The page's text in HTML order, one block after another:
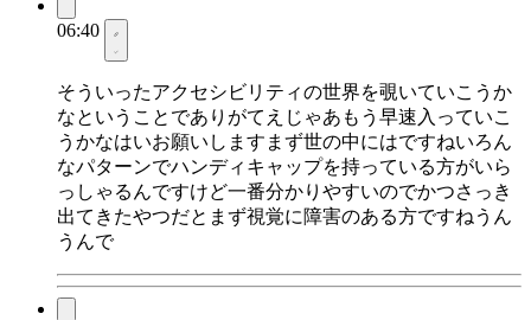
06:40
そういったアクセシビリティの世界を覗いていこうか
なということでありがてえじゃあもう早速入っていこ
うかなはいお願いしますまず世の中にはですねいろん
なパターンでハンディキャップを持っている方がいら
っしゃるんですけど一番分かりやすいのでかつさっき
出てきたやつだとまず視覚に障害のある方ですねうん
うんで